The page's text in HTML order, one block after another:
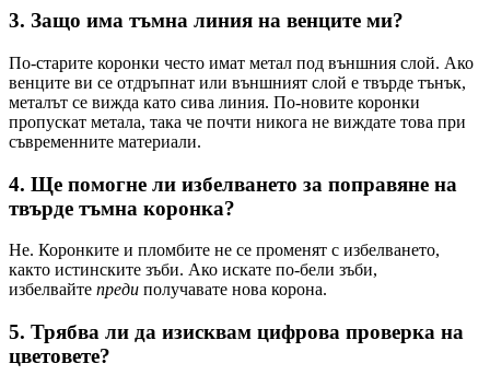
3. Защо има тъмна линия на венците ми?
По-старите коронки често имат метал под външния слой. Ако
венците ви се отдръпнат или външният слой е твърде тънък,
металът се вижда като сива линия. По-новите коронки
пропускат метала, така че почти никога не виждате това при
съвременните материали.
4. Ще помогне ли избелването за поправяне на
твърде тъмна коронка?
Не. Коронките и пломбите не се променят с избелването,
както истинските зъби. Ако искате по-бели зъби,
избелвайте преди получавате нова корона.
5. Трябва ли да изисквам цифрова проверка на
цветовете?